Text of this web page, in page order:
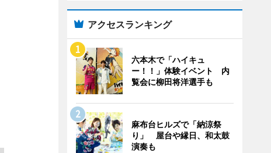
アクセスランキング
六本木で「ハイキュ
ー！！」体験イベント 内
覧会に柳田将洋選手も
麻布台ヒルズで「納涼祭
り」 屋台や縁日、和太鼓
演奏も